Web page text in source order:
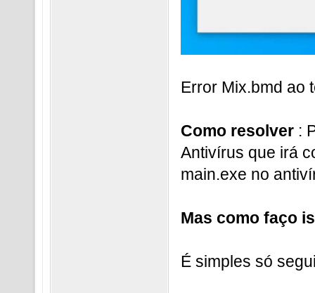
Error Mix.bmd ao
Como resolver:
Antivírus que irá
main.exe no
Mas como faço
É simples só